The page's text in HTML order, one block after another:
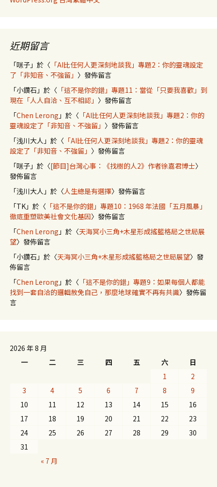
近期留言
「咪子 」於〈 「AI比任何人更深刻地談我」專題2：你的靈魂設定
了「非知音、不強留」 〉發佈留言
「小鑽石 」於〈 「這不是你的錯」專題11：當從「只要我喜歡」到
現在「人人自洽、互不相認」 〉發佈留言
「Chen Lerong 」於〈 「AI比任何人更深刻地談我」專題2：你的
靈魂設定了「非知音、不強留」 〉發佈留言
「浅川大人 」於〈 「AI比任何人更深刻地談我」專題2：你的靈魂
設定了「非知音、不強留」 〉發佈留言
「咪子 」於〈[節目]台灣心事：《找樹的人2》作者徐嘉君博士〉
發佈留言
「浅川大人 」於〈人生總是有選擇〉發佈留言
「TK」於〈 「這不是你的錯」專題10：1968 年法國「五月風暴」
徹底重塑歐美社會文化基因〉發佈留言
「Chen Lerong 」於〈天海冥小三角+木星形成搖籃格局之世局展
望〉發佈留言
「小鑽石 」於〈天海冥小三角+木星形成搖籃格局之世局展望〉發
佈留言
「Chen Lerong 」於〈 「這不是你的錯」專題9：如果每個人都能
找到一套自洽的邏輯赦免自己，那麼地球確實不再有共識〉發佈留
言
2026 年 8 月
一
二 三 四 五 六
日
1
2
3
4 5 6 7 8
9
10
11 12 13 14 15
16
17
18 19 20 21 22
23
24
25 26 27 28 29
30
31
« 7 月